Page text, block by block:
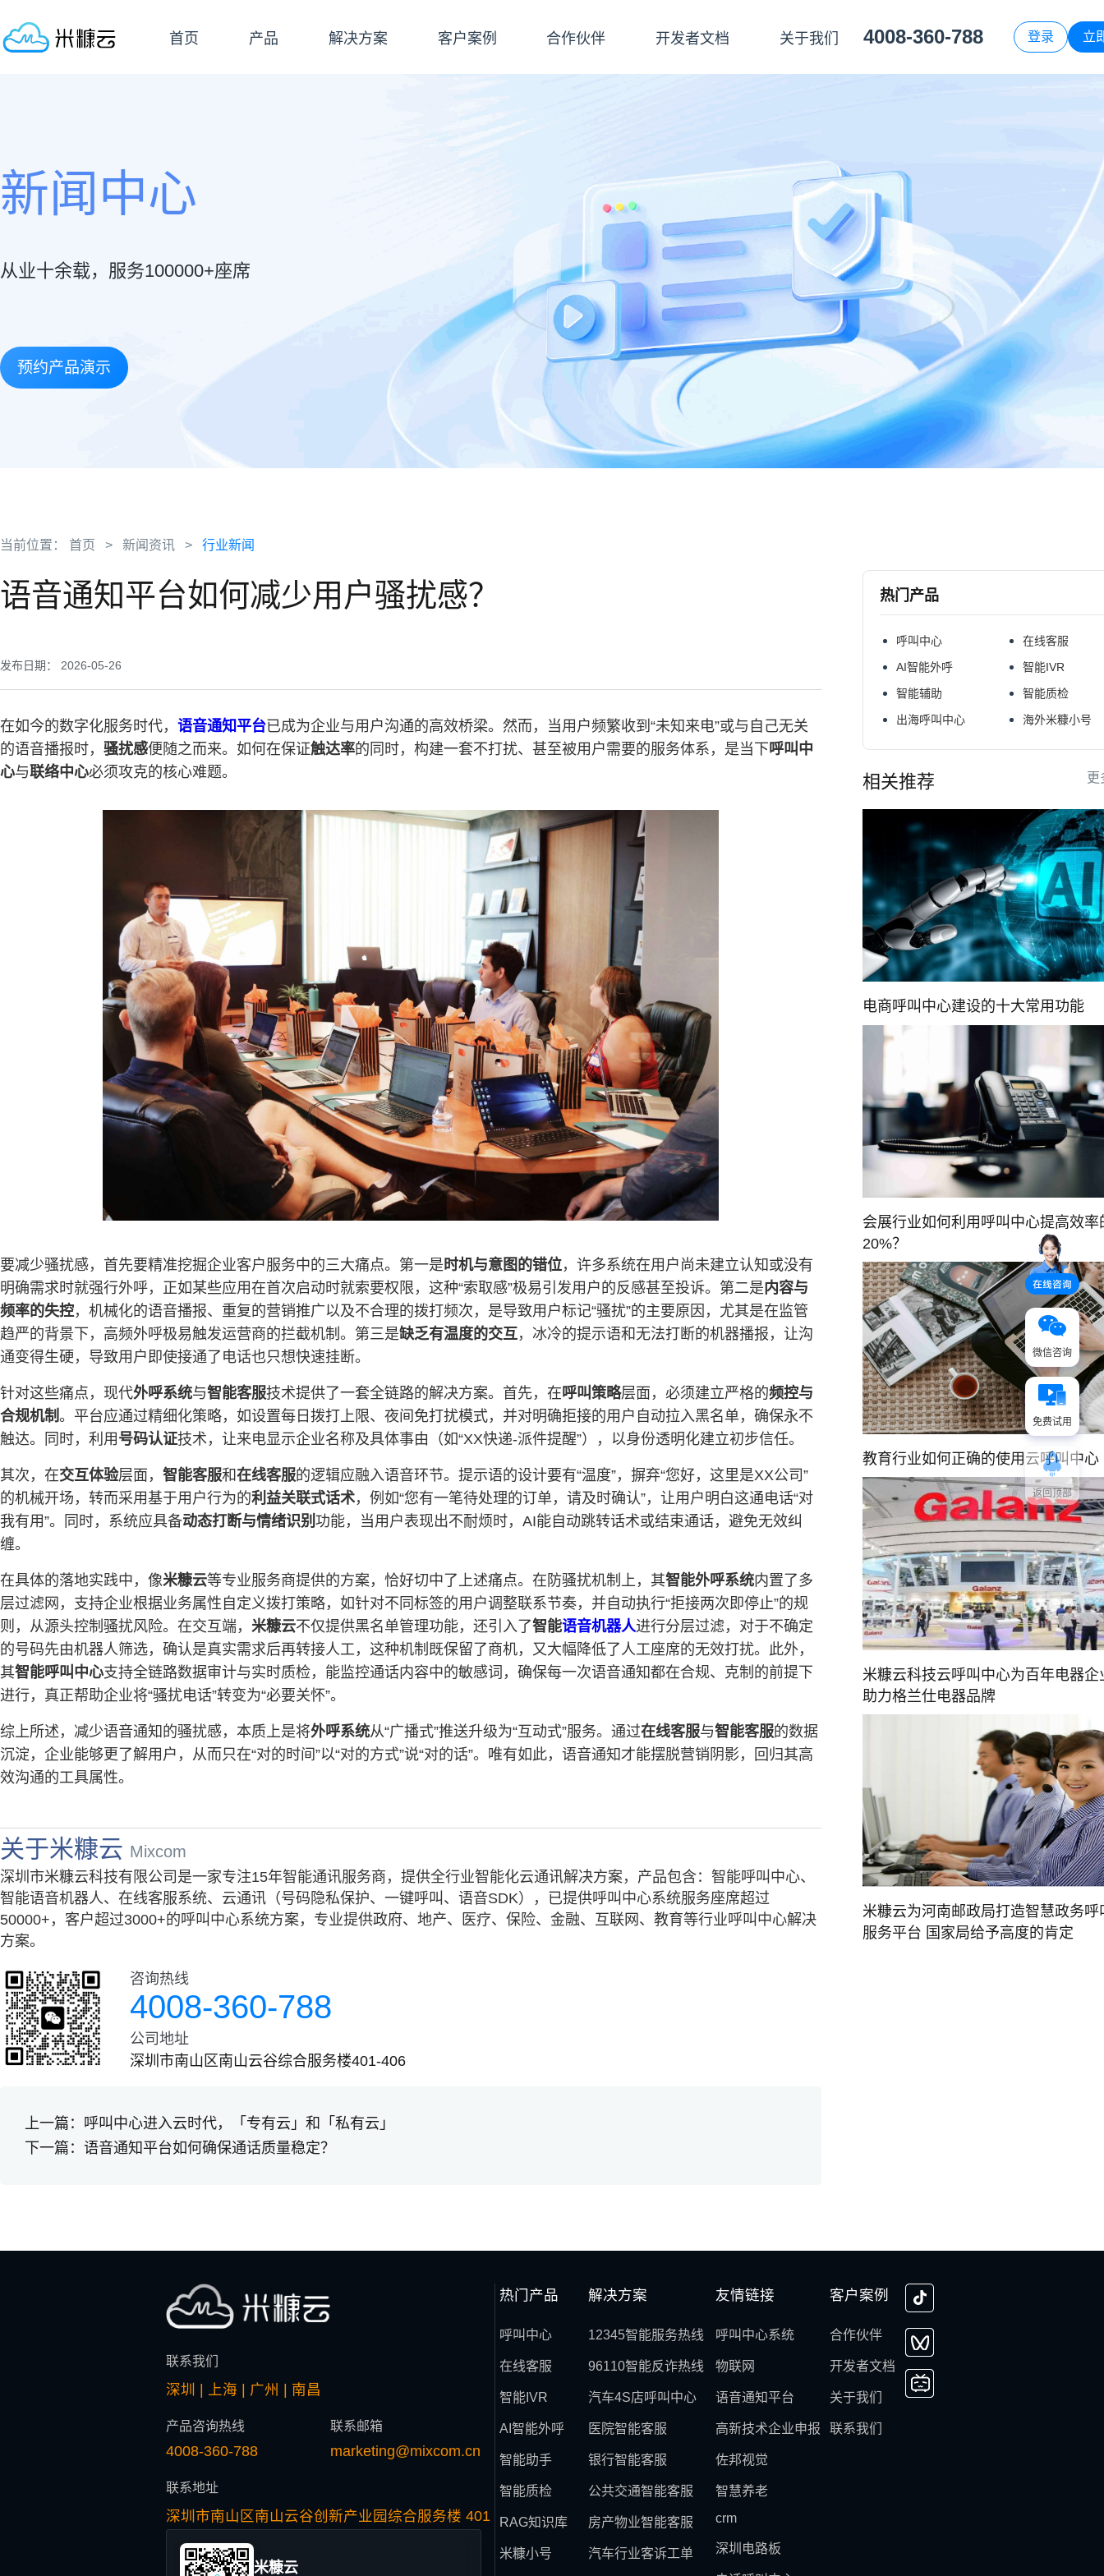
首页 产品 解决方案 客户案例 合作伙伴 开发者文档 关于我们 4008-360-788 登录 立
新闻中心
从业十余载，服务100000+座席
预约产品演示
当前位置： 首页 > 新闻资讯 > 行业新闻
语音通知平台如何减少用户骚扰感？
发布日期： 2026-05-26
在如今的数字化服务时代， 语音通知平台已成为企业与用户沟通的高效桥梁。然而，当用户频繁收到“未知来电”或与自己无关
的语音播报时， 骚扰感便随之而来。如何在保证触达率的同时，构建一套不打扰、甚至被用户需要的服务体系，是当下呼叫中
心与联络中心必须攻克的核心难题。
要减少骚扰感，首先要精准挖掘企业客户服务中的三大痛点。第一是时机与意图的错位，许多系统在用户尚未建立认知或没有
明确需求时就强行外呼，正如某些应用在首次启动时就索要权限，这种“索取感”极易引发用户的反感甚至投诉。第二是 内容与
频率的失控，机械化的语音播报、重复的营销推广以及不合理的拨打频次，是导致用户标记“骚扰”的主要原因，尤其是在监管
趋严的背景下，高频外呼极易触发运营商的拦截机制。第三是缺乏有温度的交互，冰冷的提示语和无法打断的机器播报，让沟
通变得生硬，导致用户即使接通了电话也只想快速挂断。
针对这些痛点，现代外呼系统与智能客服技术提供了一套全链路的解决方案。首先，在呼叫策略层面，必须建立严格的频控与
合规机制。平台应通过精细化策略，如设置每日拨打上限、夜间免打扰模式，并对明确拒接的用户自动拉入黑名单，确保永不
触达。同时，利用 号码认证技术，让来电显示企业名称及具体事由（如“XX快递-派件提醒”），以身份透明化建立初步信任。
其次，在交互体验层面， 智能客服和在线客服的逻辑应融入语音环节。提示语的设计要有“温度”，摒弃“您好，这里是XX公司”
的机械开场，转而采用基于用户行为的利益关联式话术，例如“您有一笔待处理的订单，请及时确认”，让用户明白这通电话“对
我有用”。同时，系统应具备动态打断与情绪识别 功能，当用户表现出不耐烦时，AI能自动跳转话术或结束通话，避免无效纠
缠。
在具体的落地实践中，像米糠云等专业服务商提供的方案，恰好切中了上述痛点。在防骚扰机制上，其智能外呼系统内置了多
层过滤网，支持企业根据业务属性自定义拨打策略，如针对不同标签的用户调整联系节奏，并自动执行“拒接两次即停止”的规
则，从源头控制骚扰风险。在交互端， 米糠云不仅提供黑名单管理功能，还引入了智能语音机器人进行分层过滤，对于不确定
的号码先由机器人筛选，确认是真实需求后再转接人工，这种机制既保留了商机，又大幅降低了人工座席的无效打扰。此外，
其智能呼叫中心支持全链路数据审计与实时质检，能监控通话内容中的敏感词，确保每一次语音通知都在合规、克制的前提下
进行，真正帮助企业将“骚扰电话”转变为“必要关怀”。
综上所述，减少语音通知的骚扰感，本质上是将外呼系统从“广播式”推送升级为“互动式”服务。通过在线客服与智能客服的数据
沉淀，企业能够更了解用户，从而只在“对的时间”以“对的方式”说“对的话”。唯有如此，语音通知才能摆脱营销阴影，回归其高
效沟通的工具属性。
关于米糠云 Mixcom
深圳市米糠云科技有限公司是一家专注15年智能通讯服务商，提供全行业智能化云通讯解决方案，产品包含：智能呼叫中心、
智能语音机器人、在线客服系统、云通讯（号码隐私保护、一键呼叫、语音SDK），已提供呼叫中心系统服务座席超过
50000+，客户超过3000+的呼叫中心系统方案，专业提供政府、地产、医疗、保险、金融、互联网、教育等行业呼叫中心解决
方案。
咨询热线
4008-360-788
公司地址
深圳市南山区南山云谷综合服务楼401-406
上一篇： 呼叫中心进入云时代，「专有云」和「私有云」
下一篇：语音通知平台如何确保通话质量稳定？
热门产品
呼叫中心
AI智能外呼
智能辅助
出海呼叫中心
在线客服
智能IVR
智能质检
海外米糠小号
相关推荐 更
电商呼叫中心建设的十大常用功能
会展行业如何利用呼叫中心提高效率
20%？
教育行业如何正确的使用云呼叫中心
米糠云科技云呼叫中心为百年电器企
助力格兰仕电器品牌
米糠云为河南邮政局打造智慧政务呼
服务平台 国家局给予高度的肯定
联系我们
深圳 | 上海 | 广州 | 南昌
产品咨询热线
4008-360-788
联系邮箱
marketing@mixcom.cn
联系地址
深圳市南山区南山云谷创新产业园综合服务楼 401
米糠云
热门产品
呼叫中心
在线客服
智能IVR
AI智能外呼
智能助手
智能质检
RAG知识库
米糠小号
解决方案
12345智能服务热线
96110智能反诈热线
汽车4S店呼叫中心
医院智能客服
银行智能客服
公共交通智能客服
房产物业智能客服
汽车行业客诉工单
友情链接
呼叫中心系统
物联网
语音通知平台
高新技术企业申报
佐邦视觉
智慧养老
crm
深圳电路板
客户案例
合作伙伴
开发者文档
关于我们
联系我们
微信咨询
免费试用
返回顶部